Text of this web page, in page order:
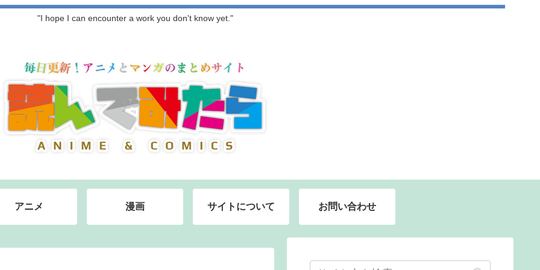
"I hope I can encounter a work you don't know yet."
アニメ 漫画 サイトについて お問い合わせ